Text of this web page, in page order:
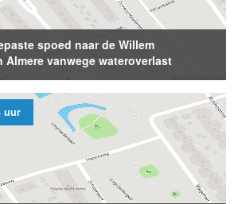
spoed naar de Willem
Almere vanwege wateroverlast
uur